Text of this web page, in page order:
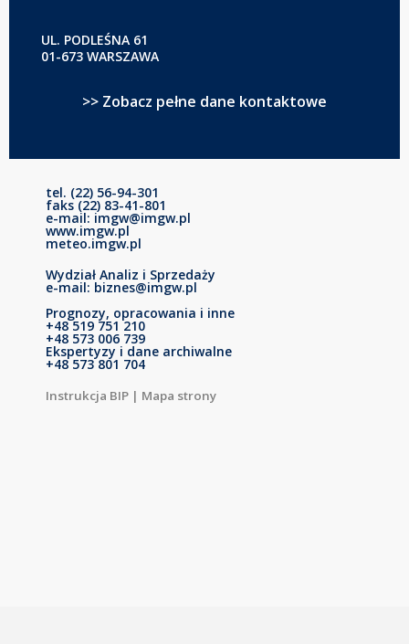
UL. PODLEŚNA 61
01-673 WARSZAWA
>> Zobacz pełne dane kontaktowe
tel. (22) 56-94-301
faks (22) 83-41-801
e-mail: imgw@imgw.pl
www.imgw.pl
meteo.imgw.pl
Wydział Analiz i Sprzedaży
e-mail: biznes@imgw.pl
Prognozy, opracowania i inne
+48 519 751 210
+48 573 006 739
Ekspertyzy i dane archiwalne
+48 573 801 704
Instrukcja BIP | Mapa strony